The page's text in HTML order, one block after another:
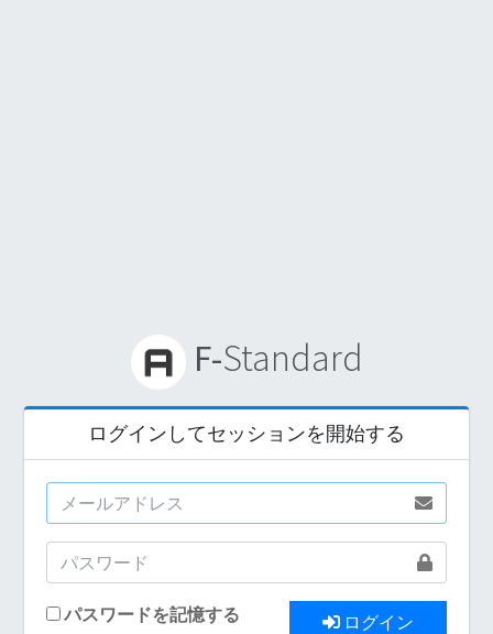
F-Standard
ログインしてセッションを開始する
パスワードを記憶する ログイン